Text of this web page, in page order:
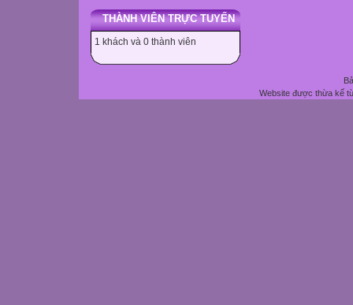
THÀNH VIÊN TRỰC TUYẾN
1 khách và 0 thành viên
Website được thừa kế